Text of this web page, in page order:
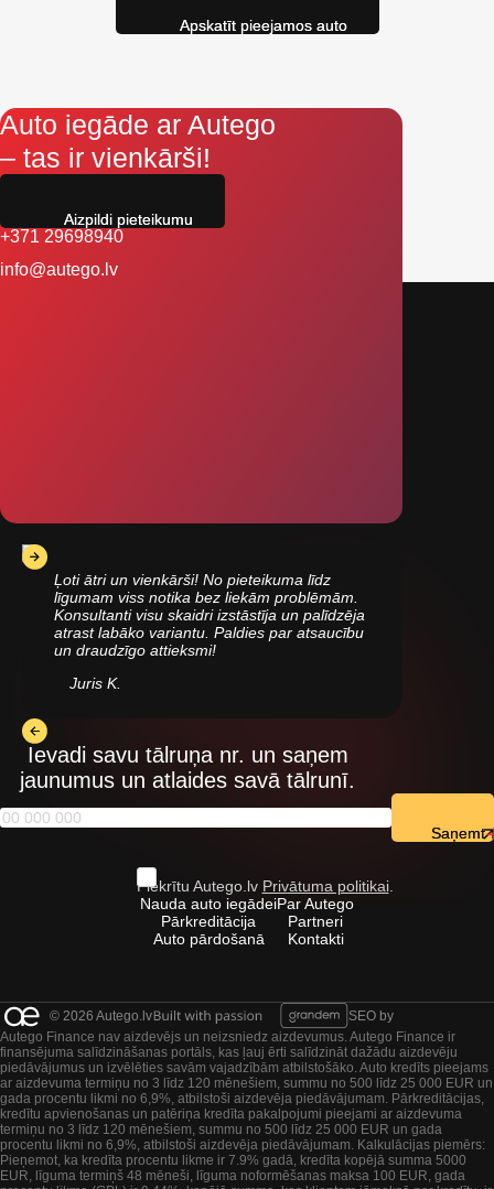
Auto iegāde ar Autego
– tas ir vienkārši!
+371 29698940
info@autego.lv
Ļoti ātri un vienkārši! No pieteikuma līdz
līgumam viss notika bez liekām problēmām.
Konsultanti visu skaidri izstāstīja un palīdzēja
atrast labāko variantu. Paldies par atsaucību
un draudzīgo attieksmi!
Juris K.
Ievadi savu tālruņa nr. un saņem
jaunumus un atlaides savā tālrunī.
Piekrītu Autego.lv Privātuma politikai.
Nauda auto iegādei
Pārkreditācija
Auto pārdošanā
Par Autego
Partneri
Kontakti
© 2026 Autego.lv
SEO by
Autego Finance nav aizdevējs un neizsniedz aizdevumus. Autego Finance ir
finansējuma salīdzināšanas portāls, kas ļauj ērti salīdzināt dažādu aizdevēju
piedāvājumus un izvēlēties savām vajadzībām atbilstošāko. Auto kredīts pieejams
ar aizdevuma termiņu no 3 līdz 120 mēnešiem, summu no 500 līdz 25 000 EUR un
gada procentu likmi no 6,9%, atbilstoši aizdevēja piedāvājumam. Pārkreditācijas,
kredītu apvienošanas un patēriņa kredīta pakalpojumi pieejami ar aizdevuma
termiņu no 3 līdz 120 mēnešiem, summu no 500 līdz 25 000 EUR un gada
procentu likmi no 6,9%, atbilstoši aizdevēja piedāvājumam. Kalkulācijas piemērs:
Pieņemot, ka kredīta procentu likme ir 7.9% gadā, kredīta kopējā summa 5000
EUR, līguma termiņš 48 mēneši, līguma noformēšanas maksa 100 EUR, gada